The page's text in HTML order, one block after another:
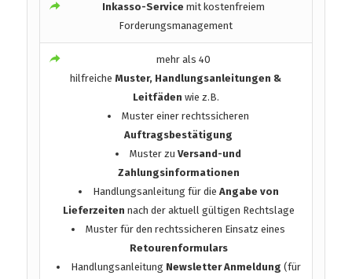
Inkasso-Service mit kostenfreiem
Forderungsmanagement
mehr als 40
hilfreicheMuster, Handlungsanleitungen &
Leitfäden wie z.B.
Muster einer rechtssicheren
Auftragsbestätigung
Muster zuVersand-und
Zahlungsinformationen
Handlungsanleitung für die Angabe von
Lieferzeiten nach der aktuell gültigen Rechtslage
Muster für den rechtssicheren Einsatz eines
Retourenformulars
Handlungsanleitung Newsletter Anmeldung (für